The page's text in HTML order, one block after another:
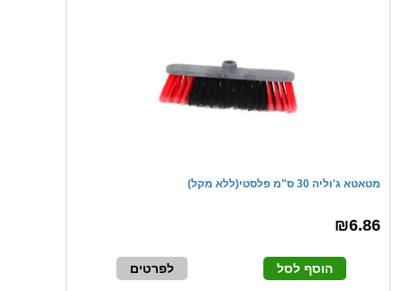
מטאטא ג'וליה 30 ס"מ פלסטי(ללא מקל)
₪6.86
הוסף לסל לפרטים